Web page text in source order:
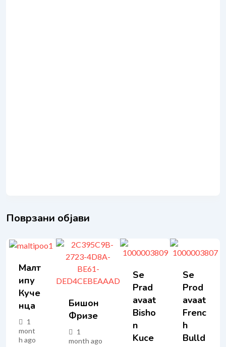
Поврзани објави
Малт
Ипу
Куче
Нца
1
mont
h ago
Бишон
Фризе
1
month ago
Se
Prad
Avaat
Bisho
N
Kuce
Se
Prod
Avaat
Frenc
H
Bulld